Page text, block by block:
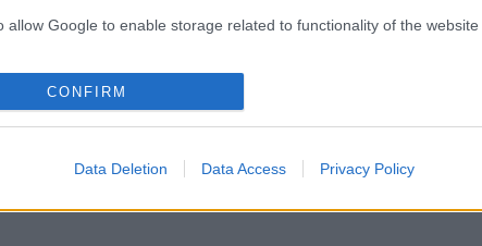
allow Google to enable storage related to functionality of the website
allow Google to enable storage related to personalization.
functionality and fraud prevention, and other user protection.
CONFIRM
Data Deletion Data Access Privacy Policy
négyzetméteres sertéstelep az észak-baranyai
Alsómocsoládon; a tűzben az ott tartott 1900 malac
mindegyike elpusztult - tájékoztatta a Tolna Megyei